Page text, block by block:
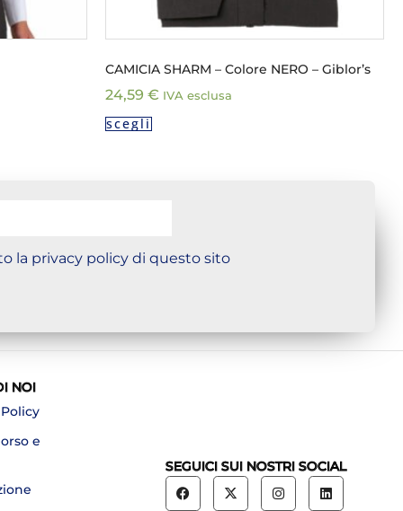
CAMICIA SHARM – Colore NERO – Giblor’s
24,59 € IVA esclusa
scegli
la privacy policy di questo sito
NOI
e
SEGUICI SUI NOSTRI SOCIAL